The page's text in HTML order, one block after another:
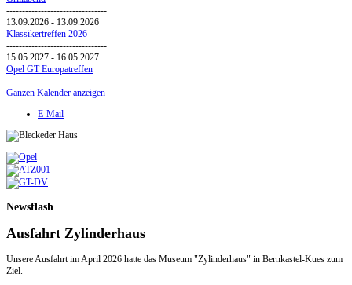
--------------------------------
13.09.2026 - 13.09.2026
Klassikertreffen 2026
--------------------------------
15.05.2027 - 16.05.2027
Opel GT Europatreffen
--------------------------------
Ganzen Kalender anzeigen
E-Mail
Newsflash
Ausfahrt Zylinderhaus
Unsere Ausfahrt im April 2026 hatte das Museum "Zylinderhaus" in Bernkastel-Kues zum
Ziel.